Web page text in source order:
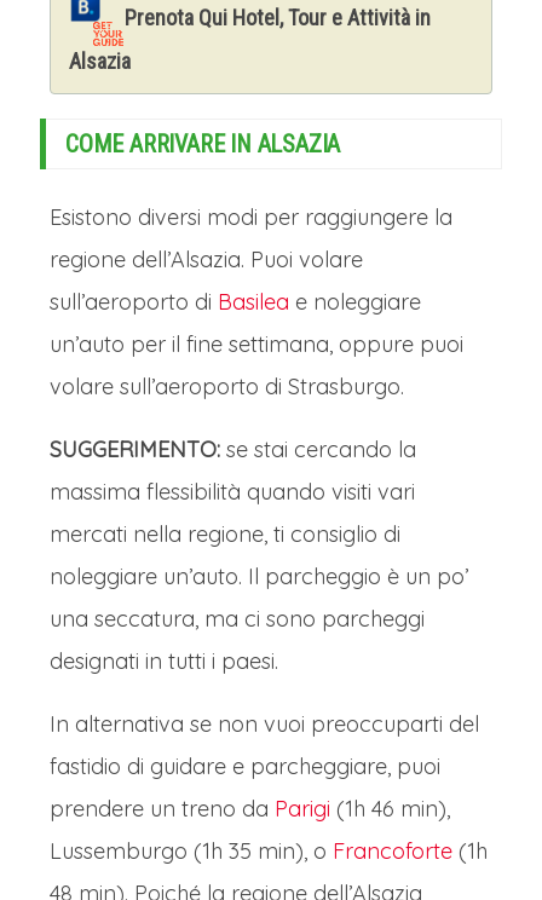
melodie natalizie e cori alpini. Lucerna
offre un'esperienza di Natale
sofisticata e intima, dove tradizione
svizzera e incanto naturale si fondono
RIENTRO A CASA
L’arrivo in Italia è previsto nel tardo
pomeriggio o in serata a seconda delle
rispettive città di partenza.
Prenota Qui Hotel, Tour e Attività in
Alsazia
COME ARRIVARE IN ALSAZIA
Esistono diversi modi per raggiungere la
regione dell’Alsazia. Puoi volare
sull’aeroporto di Basilea e noleggiare
un’auto per il fine settimana, oppure puoi
volare sull’aeroporto di Strasburgo.
SUGGERIMENTO: se stai cercando la
massima flessibilità quando visiti vari
mercati nella regione, ti consiglio di
noleggiare un’auto. Il parcheggio è un po’
una seccatura, ma ci sono parcheggi
designati in tutti i paesi.
In alternativa se non vuoi preoccuparti del
fastidio di guidare e parcheggiare, puoi
prendere un treno da Parigi (1h 46 min),
Lussemburgo (1h 35 min), o Francoforte (1h
48 min). Poiché la regione dell’Alsazia